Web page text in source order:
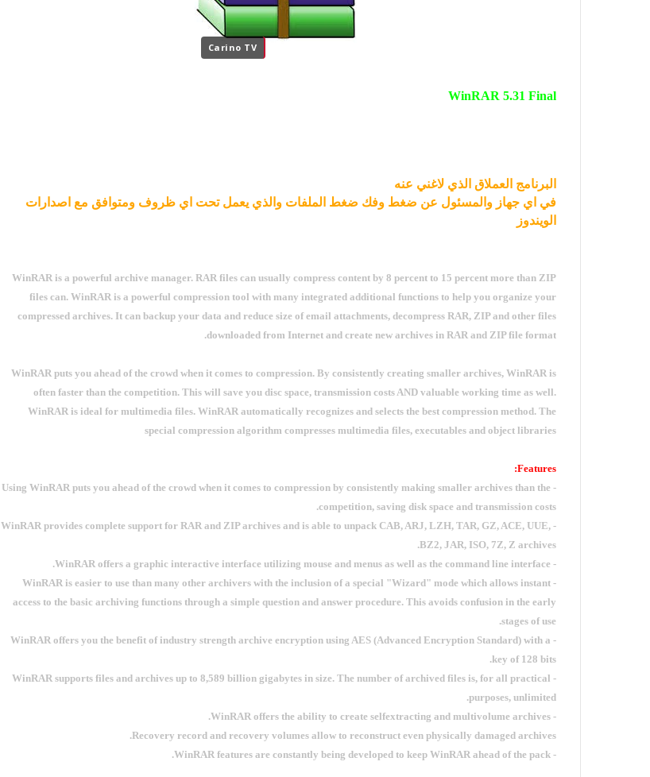
Carino TV
WinRAR 5.31 Final
البرنامج العملاق الذي لاغني عنه
في اي جهاز والمسئول عن ضغط وفك ضغط الملفات والذي يعمل تحت اي ظروف ومتوافق مع اصدارات
الويندوز
WinRAR is a powerful archive manager. RAR files can usually compress content by 8 percent to 15 percent more than ZIP
files can. WinRAR is a powerful compression tool with many integrated additional functions to help you organize your
compressed archives. It can backup your data and reduce size of email attachments, decompress RAR, ZIP and other files
downloaded from Internet and create new archives in RAR and ZIP file format.
WinRAR puts you ahead of the crowd when it comes to compression. By consistently creating smaller archives, WinRAR is
often faster than the competition. This will save you disc space, transmission costs AND valuable working time as well.
WinRAR is ideal for multimedia files. WinRAR automatically recognizes and selects the best compression method. The
special compression algorithm compresses multimedia files, executables and object libraries
Features:
- Using WinRAR puts you ahead of the crowd when it comes to compression by consistently making smaller archives than the
competition, saving disk space and transmission costs.
- WinRAR provides complete support for RAR and ZIP archives and is able to unpack CAB, ARJ, LZH, TAR, GZ, ACE, UUE,
BZ2, JAR, ISO, 7Z, Z archives.
- WinRAR offers a graphic interactive interface utilizing mouse and menus as well as the command line interface.
- WinRAR is easier to use than many other archivers with the inclusion of a special "Wizard" mode which allows instant
access to the basic archiving functions through a simple question and answer procedure. This avoids confusion in the early
stages of use.
- WinRAR offers you the benefit of industry strength archive encryption using AES (Advanced Encryption Standard) with a
key of 128 bits.
- WinRAR supports files and archives up to 8,589 billion gigabytes in size. The number of archived files is, for all practical
purposes, unlimited.
- WinRAR offers the ability to create selfextracting and multivolume archives.
Recovery record and recovery volumes allow to reconstruct even physically damaged archives.
- WinRAR features are constantly being developed to keep WinRAR ahead of the pack.